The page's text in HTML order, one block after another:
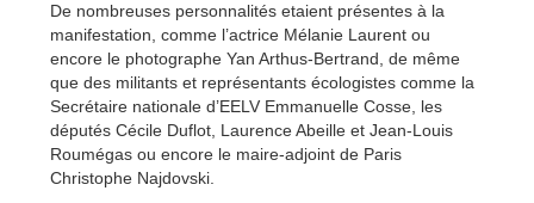
De nombreuses personnalités etaient présentes à la
manifestation, comme l’actrice Mélanie Laurent ou
encore le photographe Yan Arthus-Bertrand, de même
que des militants et représentants écologistes comme la
Secrétaire nationale d’EELV Emmanuelle Cosse, les
députés Cécile Duflot, Laurence Abeille et Jean-Louis
Roumégas ou encore le maire-adjoint de Paris
Christophe Najdovski.